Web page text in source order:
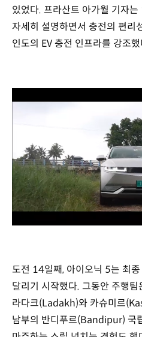
있었다. 프라산트 아가월 기자
자세히 설명하면서 충전의 편리
인도의 EV 충전 인프라를 강조했
/
도전 14일째, 아이오닉 5는 최
달리기 시작했다. 그동안 주행팀
라다크(Ladakh)와 카슈미르
남부의 반디푸르(Bandipur) 국